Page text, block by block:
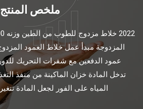
ملخص المنتج